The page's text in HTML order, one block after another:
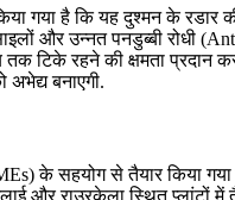
गया है कि यह दुश्मन के
और उन्नत पनडुब्बी रोधी
टिके रहने की क्षमता प्रदान
बनाएगी.
के सहयोग से तैयार किया गया